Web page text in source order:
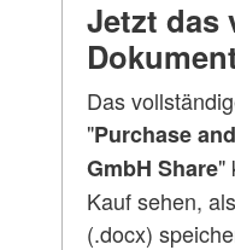
Jetzt das
Das
"Purchase
GmbH Share"
Kauf sehen,
(.docx)